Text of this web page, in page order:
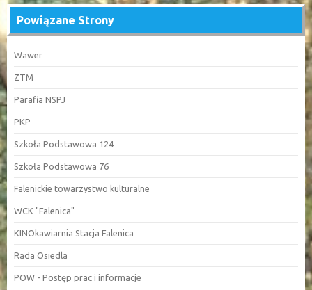
Powiązane Strony
Wawer
ZTM
Parafia NSPJ
PKP
Szkoła Podstawowa 124
Szkoła Podstawowa 76
Falenickie towarzystwo kulturalne
WCK "Falenica"
KINOkawiarnia Stacja Falenica
Rada Osiedla
POW - Postęp prac i informacje